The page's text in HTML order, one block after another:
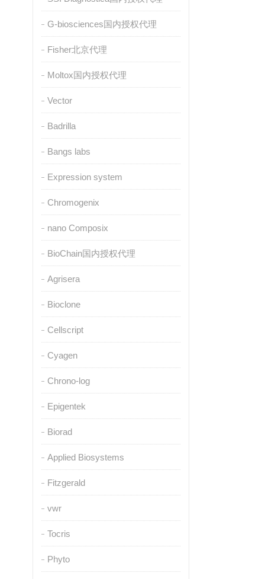
G-biosciences国内授权代理
Fisher北京代理
Moltox国内授权代理
Vector
Badrilla
Bangs labs
Expression system
Chromogenix
nano Composix
BioChain国内授权代理
Agrisera
Bioclone
Cellscript
Cyagen
Chrono-log
Epigentek
Biorad
Applied Biosystems
Fitzgerald
vwr
Tocris
Phyto